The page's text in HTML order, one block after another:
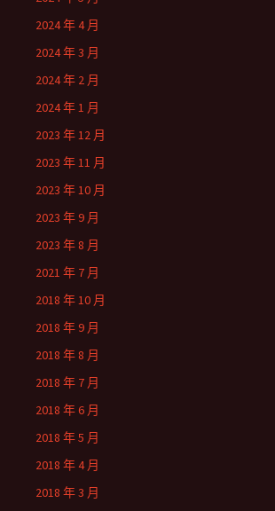
2024 年 4 月
2024 年 3 月
2024 年 2 月
2024 年 1 月
2023 年 12 月
2023 年 11 月
2023 年 10 月
2023 年 9 月
2023 年 8 月
2021 年 7 月
2018 年 10 月
2018 年 9 月
2018 年 8 月
2018 年 7 月
2018 年 6 月
2018 年 5 月
2018 年 4 月
2018 年 3 月